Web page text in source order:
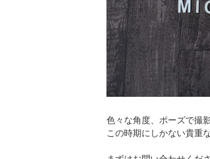
色々な角度、ポーズで撮
この時期にしかない貴重